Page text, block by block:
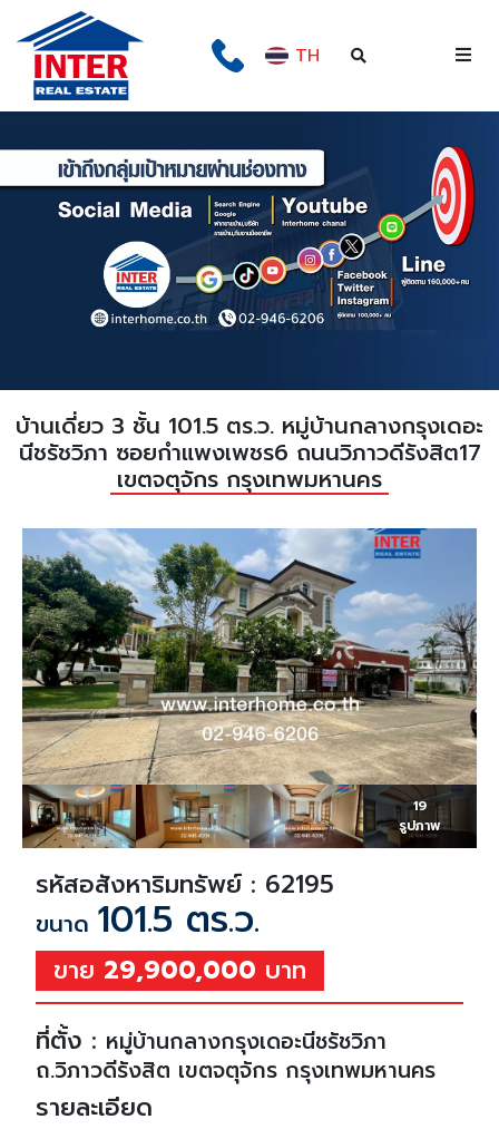
TH
บ้านเดี่ยว 3 ชั้น 101.5 ตร.ว. หมู่บ้านกลางกรุงเดอะ
นีชรัชวิภา ซอยกำแพงเพชร6 ถนนวิภาวดีรังสิต17
เขตจตุจักร กรุงเทพมหานคร
19
รูปภาพ
รหัสอสังหาริมทรัพย์ : 62195
ขนาด 101.5 ตร.ว.
ขาย 29,900,000 บาท
ที่ตั้ง : หมู่บ้านกลางกรุงเดอะนีชรัชวิภา
ถ.วิภาวดีรังสิต เขตจตุจักร กรุงเทพมหานคร
รายละเอียด